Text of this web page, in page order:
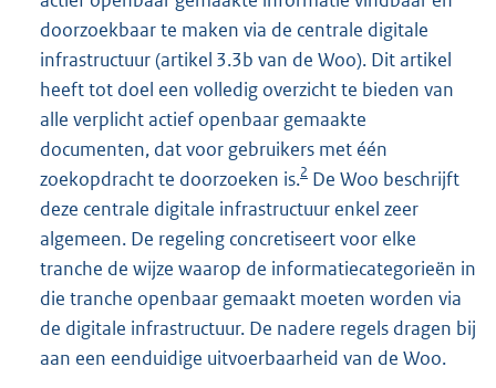
doorzoekbaar te maken via de centrale digitale
infrastructuur (artikel 3.3b van de Woo). Dit artikel
heeft tot doel een volledig overzicht te bieden van
alle verplicht actief openbaar gemaakte
documenten, dat voor gebruikers met één
zoekopdracht te doorzoeken is.2 De Woo beschrijft
deze centrale digitale infrastructuur enkel zeer
algemeen. De regeling concretiseert voor elke
tranche de wijze waarop de informatiecategorieën in
die tranche openbaar gemaakt moeten worden via
de digitale infrastructuur. De nadere regels dragen bij
aan een eenduidige uitvoerbaarheid van de Woo.